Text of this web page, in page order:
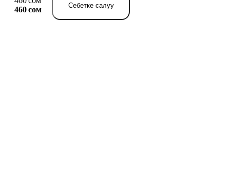
460 сом
Себетке салуу